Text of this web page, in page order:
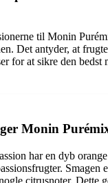
til Monin
Det antyder, at
for at sikre den bedst
Monin
har en dyb
Smagen
citrusnoter. Dette